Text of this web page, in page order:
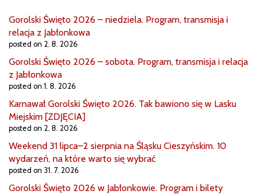
Gorolski Święto 2026 – niedziela. Program, transmisja i
relacja z Jabłonkowa
posted on 2. 8. 2026
Gorolski Święto 2026 – sobota. Program, transmisja i relacja
z Jabłonkowa
posted on 1. 8. 2026
Karnawał Gorolski Święto 2026. Tak bawiono się w Lasku
Miejskim [ZDJĘCIA]
posted on 2. 8. 2026
Weekend 31 lipca–2 sierpnia na Śląsku Cieszyńskim. 10
wydarzeń, na które warto się wybrać
posted on 31. 7. 2026
Gorolski Święto 2026 w Jabłonkowie. Program i bilety